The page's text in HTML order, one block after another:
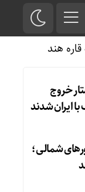
خروج
ایران شدند
شمالی؛